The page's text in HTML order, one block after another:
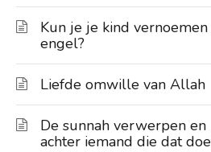
Kun je je kind vernoemen
engel?
Liefde omwille van Allah
De sunnah verwerpen
achter iemand die dat